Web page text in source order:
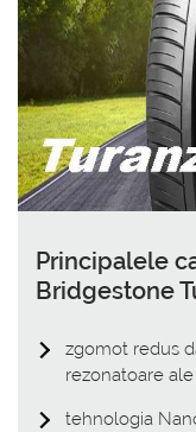
Principalele
Bridgestone
zgomot redus
rezonatoare
tehnologia